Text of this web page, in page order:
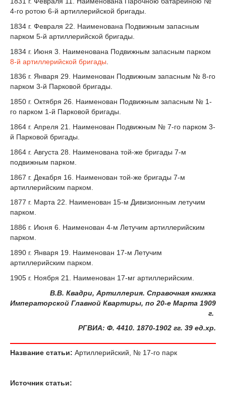
4-го ротою 6-й артиллерийской бригады.
1834 г. Февраля 22. Наименована Подвижным запасным
парком 5-й артиллерийской бригады.
1834 г. Июня 3. Наименована Подвижным запасным парком
8-й артиллерийской бригады
1836 г. Января 29. Наименован Подвижным запасным № 8-го
парком 3-й Парковой бригады.
1850 г. Октября 26. Наименован Подвижным запасным № 1-
го парком 1-й Парковой бригады.
1864 г. Апреля 21. Наименован Подвижным № 7-го парком 3-
й Парковой бригады.
1864 г. Августа 28. Наименована той-же бригады 7-м
подвижным парком.
1867 г. Декабря 16. Наименован той-же бригады 7-м
артиллерийским парком.
1877 г. Марта 22. Наименован 15-м Дивизионным летучим
парком.
1886 г. Июня 6. Наименован 4-м Летучим артиллерийским
парком.
1890 г. Января 19. Наименован 17-м Летучим
артиллерийским парком.
1905 г. Ноября 21. Наименован 17-мг артиллерийским.
В.В. Квадри, Артиллерия. Справочная книжка
Императорской Главной Квартиры, по 20-е Марта 1909
г.
РГВИА: Ф. 4410. 1870-1902 гг. 39 ед.хр.
Название статьи: Артиллерийский, № 17-го парк
Источник статьи: